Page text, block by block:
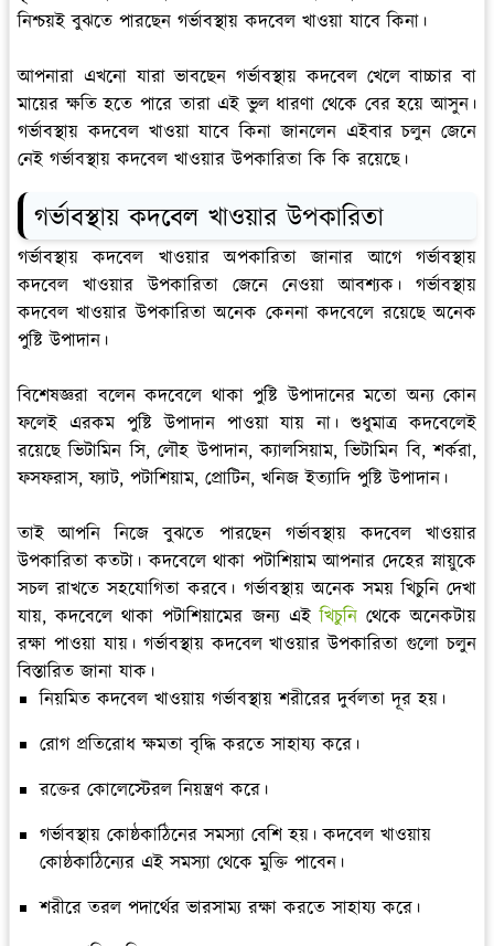
নিশ্চয়ই বুঝতে পারছেন গর্ভাবস্থায় কদবেল খাওয়া যাবে কিনা।
আপনারা এখনো যারা ভাবছেন গর্ভাবস্থায় কদবেল খেলে বাচ্চার বা
মায়ের ক্ষতি হতে পারে তারা এই ভুল ধারণা থেকে বের হয়ে আসুন।
গর্ভাবস্থায় কদবেল খাওয়া যাবে কিনা জানলেন এইবার চলুন জেনে
নেই গর্ভাবস্থায় কদবেল খাওয়ার উপকারিতা কি কি রয়েছে।
গর্ভাবস্থায় কদবেল খাওয়ার উপকারিতা
গর্ভাবস্থায় কদবেল খাওয়ার অপকারিতা জানার আগে গর্ভাবস্থায়
কদবেল খাওয়ার উপকারিতা জেনে নেওয়া আবশ্যক। গর্ভাবস্থায়
কদবেল খাওয়ার উপকারিতা অনেক কেননা কদবেলে রয়েছে অনেক
পুষ্টি উপাদান।
বিশেষজ্ঞরা বলেন কদবেলে থাকা পুষ্টি উপাদানের মতো অন্য কোন
ফলেই এরকম পুষ্টি উপাদান পাওয়া যায় না। শুধুমাত্র কদবেলেই
রয়েছে ভিটামিন সি, লৌহ উপাদান, ক্যালসিয়াম, ভিটামিন বি, শর্করা,
ফসফরাস, ফ্যাট, পটাশিয়াম, প্রোটিন, খনিজ ইত্যাদি পুষ্টি উপাদান।
তাই আপনি নিজে বুঝতে পারছেন গর্ভাবস্থায় কদবেল খাওয়ার
উপকারিতা কতটা। কদবেলে থাকা পটাশিয়াম আপনার দেহের স্নায়ুকে
সচল রাখতে সহযোগিতা করবে। গর্ভাবস্থায় অনেক সময় খিচুনি দেখা
যায়, কদবেলে থাকা পটাশিয়ামের জন্য এইখিচুনিথেকে অনেকটায়
রক্ষা পাওয়া যায়। গর্ভাবস্থায় কদবেল খাওয়ার উপকারিতা গুলো চলুন
বিস্তারিত জানা যাক।
নিয়মিত কদবেল খাওয়ায় গর্ভাবস্থায় শরীরের দুর্বলতা দূর হয়।
রোগ প্রতিরোধ ক্ষমতা বৃদ্ধি করতে সাহায্য করে।
রক্তের কোলেস্টেরল নিয়ন্ত্রণ করে।
গর্ভাবস্থায় কোষ্ঠকাঠিনের সমস্যা বেশি হয়। কদবেল খাওয়ায়
কোষ্ঠকাঠিন্যের এই সমস্যা থেকে মুক্তি পাবেন।
শরীরে তরল পদার্থের ভারসাম্য রক্ষা করতে সাহায্য করে।